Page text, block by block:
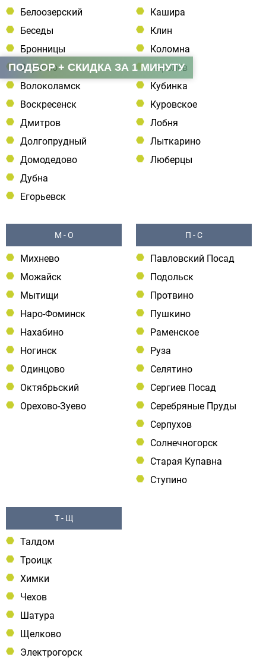
Белоозерский
Беседы
Бронницы
Внуково
Волоколамск
Воскресенск
Дмитров
Долгопрудный
Домодедово
Дубна
Егорьевск
Кашира
Клин
Коломна
Королёв
Кубинка
Куровское
Лобня
Лыткарино
Люберцы
М - О
Михнево
Можайск
Мытищи
Наро-Фоминск
Нахабино
Ногинск
Одинцово
Октябрьский
Орехово-Зуево
П - С
Павловский Посад
Подольск
Протвино
Пушкино
Раменское
Руза
Селятино
Сергиев Посад
Серебряные Пруды
Серпухов
Солнечногорск
Старая Купавна
Ступино
Т - Щ
Талдом
Троицк
Химки
Чехов
Шатура
Щелково
Электрогорск
ПОДБОР + СКИДКА ЗА 1 МИНУТУ